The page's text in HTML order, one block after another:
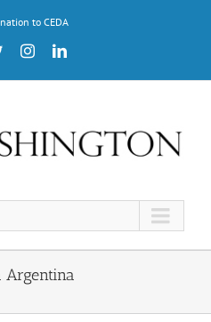
to CEDA
TwitterInstagramLinkedIn
Argentina